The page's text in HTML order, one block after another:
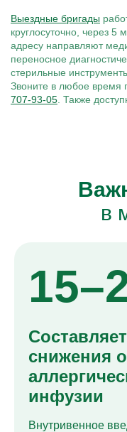
Выездные бригады
круглосуточно, через 5
адресу направляют
переносное
стерильные
Звоните в любое время
707-93-05 . Также
в
снижения
инфузии
Внутривенное